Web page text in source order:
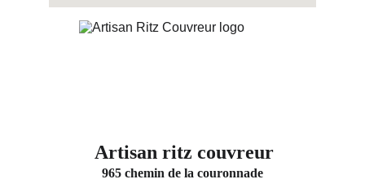
Artisan ritz couvreur
965 chemin de la couronnade